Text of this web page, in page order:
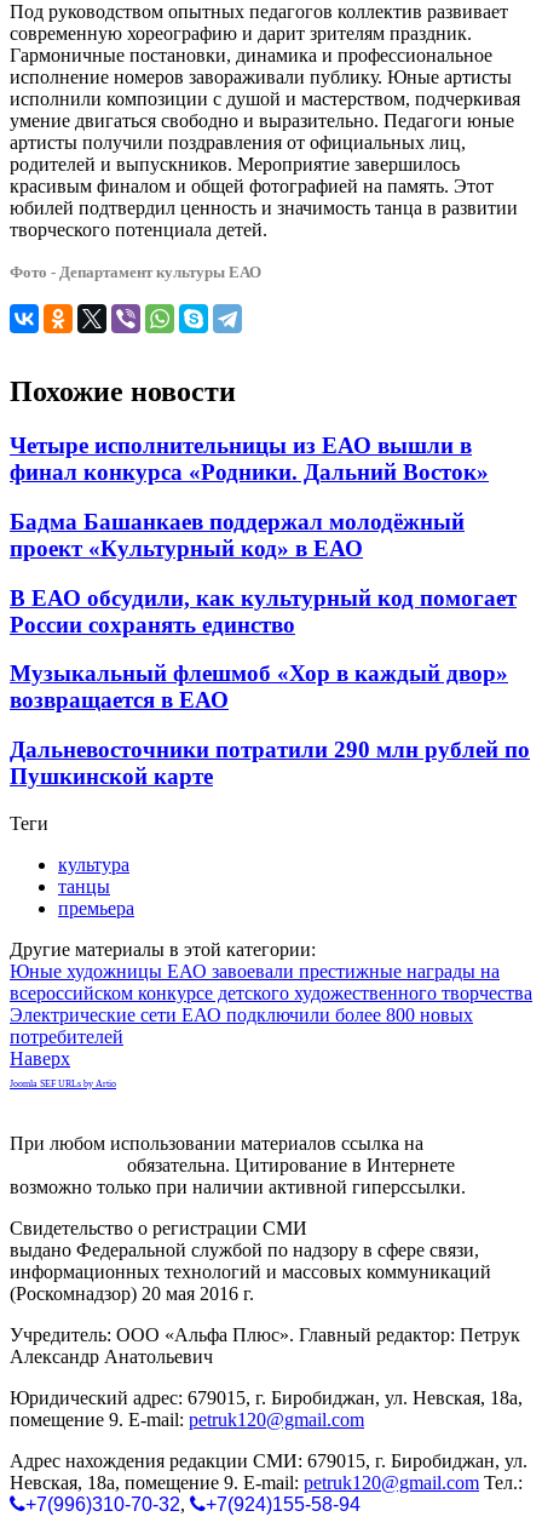
Под руководством опытных педагогов коллектив развивает
современную хореографию и дарит зрителям праздник.
Гармоничные постановки, динамика и профессиональное
исполнение номеров завораживали публику. Юные артисты
исполнили композиции с душой и мастерством, подчеркивая
умение двигаться свободно и выразительно. Педагоги юные
артисты получили поздравления от официальных лиц,
родителей и выпускников. Мероприятие завершилось
красивым финалом и общей фотографией на память. Этот
юбилей подтвердил ценность и значимость танца в развитии
творческого потенциала детей.
Фото - Департамент культуры ЕАО
Похожие новости
Четыре исполнительницы из ЕАО вышли в
финал конкурса «Родники. Дальний Восток»
Бадма Башанкаев поддержал молодёжный
проект «Культурный код» в ЕАО
В ЕАО обсудили, как культурный код помогает
России сохранять единство
Музыкальный флешмоб «Хор в каждый двор»
возвращается в ЕАО
Дальневосточники потратили 290 млн рублей по
Пушкинской карте
Теги
культура
танцы
премьера
Другие материалы в этой категории:
Юные художницы ЕАО завоевали престижные награды на
всероссийском конкурсе детского художественного творчества
Электрические сети ЕАО подключили более 800 новых
потребителей
Наверх
Joomla SEF URLs by Artio
При любом использовании материалов ссылка на
обязательна. Цитирование в Интернете
возможно только при наличии активной гиперссылки.
Свидетельство о регистрации СМИ
выдано Федеральной службой по надзору в сфере связи,
информационных технологий и массовых коммуникаций
(Роскомнадзор) 20 мая 2016 г.
Учредитель: ООО «Альфа Плюс». Главный редактор: Петрук
Александр Анатольевич
Юридический адрес: 679015, г. Биробиджан, ул. Невская, 18а,
помещение 9. E-mail: petruk120@gmail.com
Адрес нахождения редакции СМИ: 679015, г. Биробиджан, ул.
Невская, 18а, помещение 9. E-mail: petruk120@gmail.com Тел.:
+7(996)310-70-32, +7(924)155-58-94